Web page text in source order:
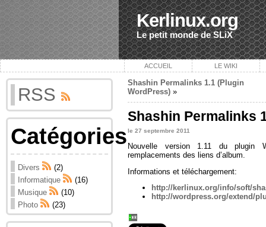
Kerlinux.org
Le petit monde de SLiX
ACCUEIL LE WIKI
RSS
Catégories
Divers
(2)
Informatique
(16)
Musique
(10)
Photo
(23)
Shashin Permalinks 1.1 (Plugin
WordPress) »
Shashin Permalinks
le 27 septembre 2011
Nouvelle version 1.11 du plugin
remplacements des liens d’album.
Informations et téléchargement:
http://kerlinux.org/info/soft/
http://wordpress.org/extend/